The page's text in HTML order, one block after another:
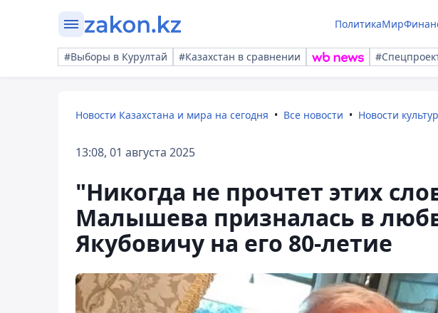
ПолитикаМир
#Выборы в Курултай #Казахстан в сравнении
Новости Казахстана и мира на сегодня Все новости Новости
13:08, 01 августа 2025
"Никогда не прочтет этих
Малышева призналась в
Якубовичу на его 80-летие